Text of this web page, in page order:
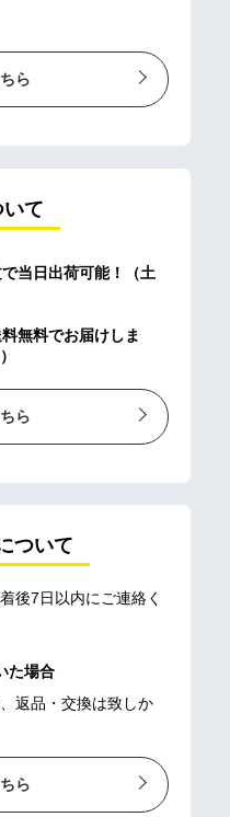
ら
て
当日出荷可能！（土
無料でお届けしま
ら
ついて
後7日以内にご連絡く
た場合
返品・交換は致しか
ら